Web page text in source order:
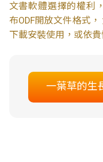
文書軟體選擇的權利
布ODF開放文件格式
下載安裝使用，或依貴
一葉草的生